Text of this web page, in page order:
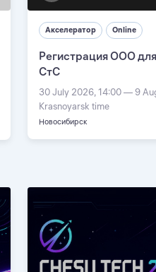
Акселератор Online
Регистрация ООО
СтС
30 July 2026, 14:00 — 9
Krasnoyarsk time
Новосибирск